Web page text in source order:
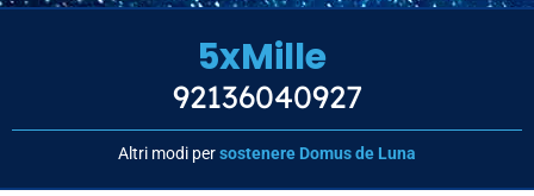
5xMille
92136040927
Altri modi persostenere Domus de Luna